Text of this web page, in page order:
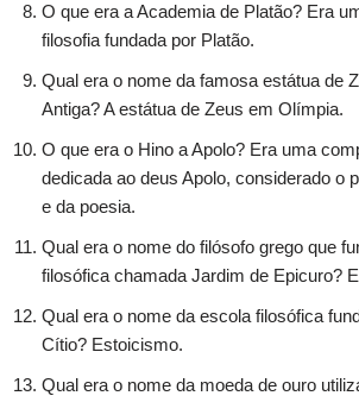
O que era a Academia de Platão? Era
filosofia fundada por Platão.
Qual era o nome da famosa estátua de
Antiga? A estátua de Zeus em Olímpia.
O que era o Hino a Apolo? Era uma
dedicada ao deus Apolo, considerado o
e da poesia.
Qual era o nome do filósofo grego que
filosófica chamada Jardim de Epicuro?
Qual era o nome da escola filosófica
Cítio? Estoicismo.
Qual era o nome da moeda de ouro